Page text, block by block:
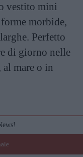
vestito mini
morbide,
Perfetto
di giorno nelle
al mare o in